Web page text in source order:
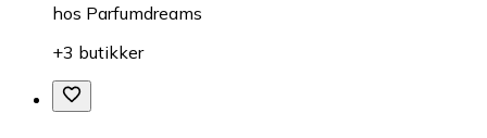
hos Parfumdreams
+3 butikker